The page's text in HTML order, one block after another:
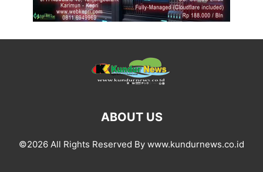
ABOUT US
©2026 All Rights Reserved By www.kundurnews.co.id